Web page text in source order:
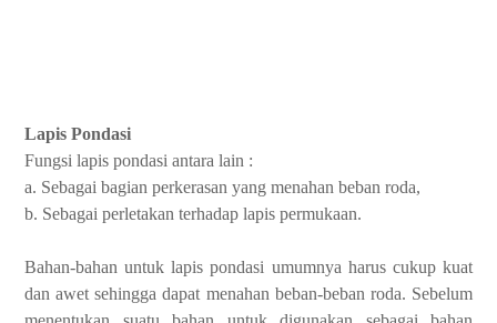
Lapis Pondasi
Fungsi lapis pondasi antara lain :
a. Sebagai bagian perkerasan yang menahan beban roda,
b. Sebagai perletakan terhadap lapis permukaan.
Bahan-bahan untuk lapis pondasi umumnya harus cukup kuat
dan awet sehingga dapat menahan beban-beban roda. Sebelum